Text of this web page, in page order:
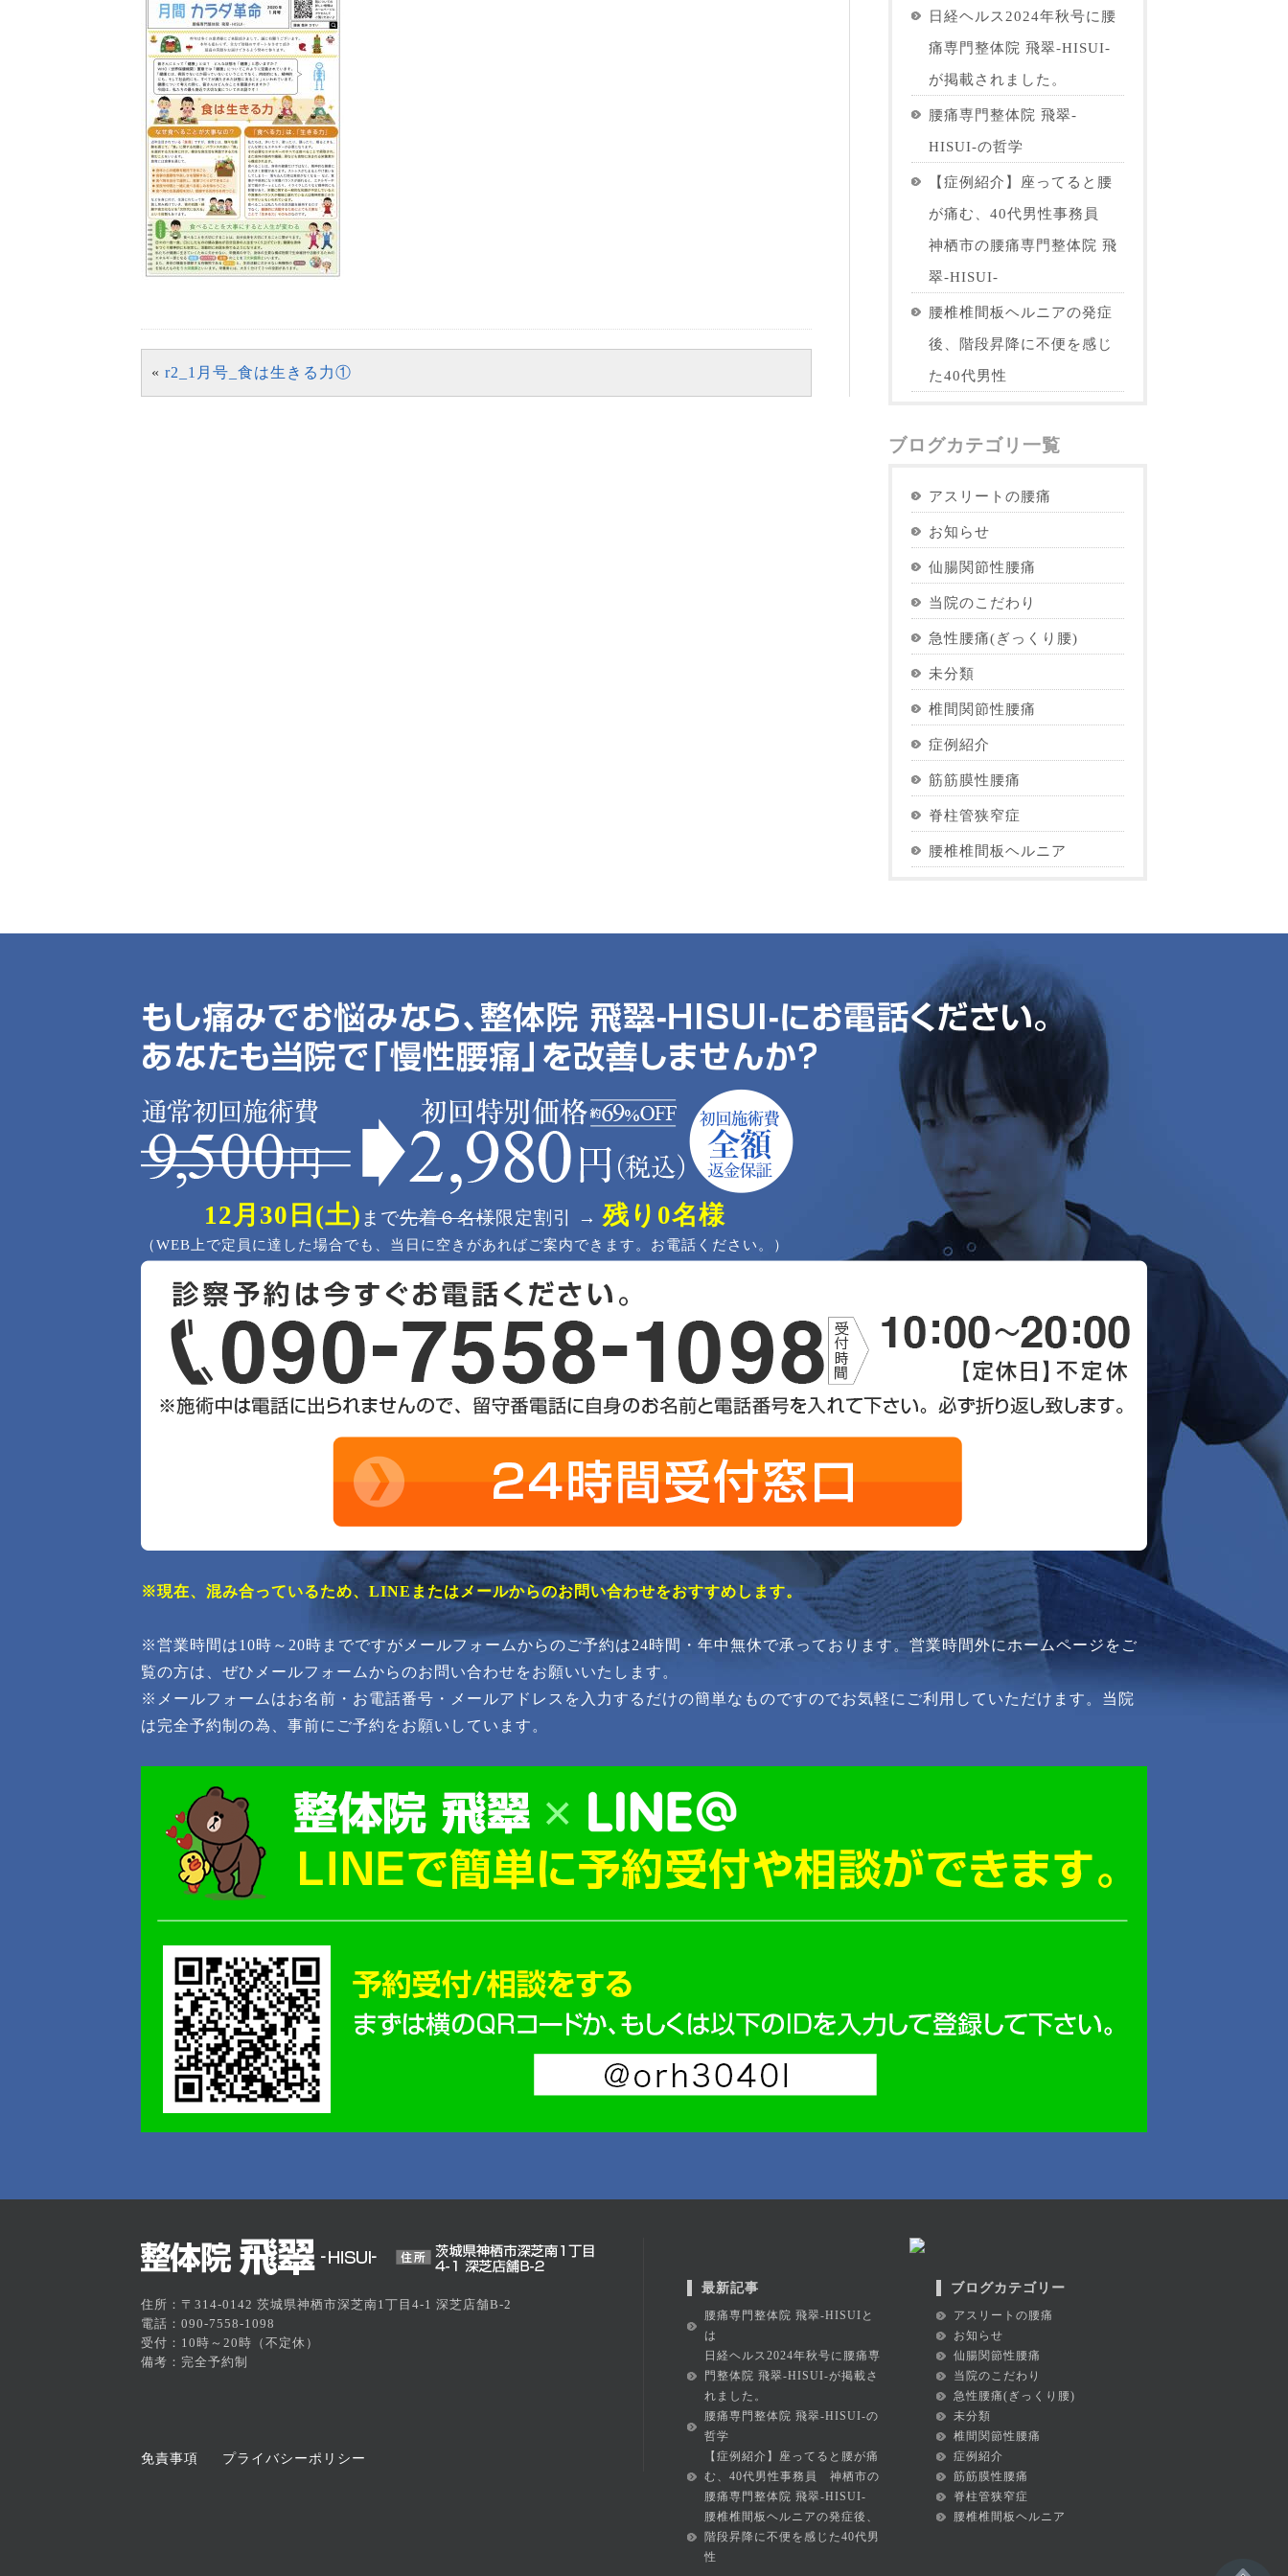
« r2_1月号_食は生きる力①
日経ヘルス2024年秋号に腰
痛専門整体院 飛翠-HISUI-
が掲載されました。
腰痛専門整体院 飛翠-
HISUI-の哲学
【症例紹介】座ってると腰
が痛む、40代男性事務員
神栖市の腰痛専門整体院 飛
翠-HISUI-
腰椎椎間板ヘルニアの発症
後、階段昇降に不便を感じ
た40代男性
ブログカテゴリ一覧
アスリートの腰痛
お知らせ
仙腸関節性腰痛
当院のこだわり
急性腰痛(ぎっくり腰)
未分類
椎間関節性腰痛
症例紹介
筋筋膜性腰痛
脊柱管狭窄症
腰椎椎間板ヘルニア
12月30日(土) まで先着６名様限定割引 →残り0名様
（WEB上で定員に達した場合でも、当日に空きがあればご案内できます。お電話ください。）
※現在、混み合っているため、LINEまたはメールからのお問い合わせをおすすめします。
※営業時間は10時～20時までですがメールフォームからのご予約は24時間・年中無休で承っております。営業時間外にホームページをご
覧の方は、ぜひメールフォームからのお問い合わせをお願いいたします。
※メールフォームはお名前・お電話番号・メールアドレスを入力するだけの簡単なものですのでお気軽にご利用していただけます。当院
は完全予約制の為、事前にご予約をお願いしています。
住所：〒314-0142 茨城県神栖市深芝南1丁目4-1 深芝店舗B-2
電話：090-7558-1098
受付：10時～20時（不定休）
備考：完全予約制
免責事項 プライバシーポリシー
最新記事
腰痛専門整体院 飛翠-HISUIと
は
日経ヘルス2024年秋号に腰痛専
門整体院 飛翠-HISUI-が掲載さ
れました。
腰痛専門整体院 飛翠-HISUI-の
哲学
【症例紹介】座ってると腰が痛
む、40代男性事務員 神栖市の
腰痛専門整体院 飛翠-HISUI-
腰椎椎間板ヘルニアの発症後、
階段昇降に不便を感じた40代男
性
ブログカテゴリー
アスリートの腰痛
お知らせ
仙腸関節性腰痛
当院のこだわり
急性腰痛(ぎっくり腰)
未分類
椎間関節性腰痛
症例紹介
筋筋膜性腰痛
脊柱管狭窄症
腰椎椎間板ヘルニア